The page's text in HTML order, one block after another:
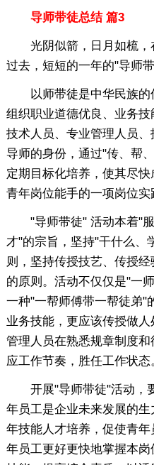
导师带徒总结 篇3
光阴似箭，日月如梳，
过去，短短的一年的"导师
以师带徒是中华民族的
组织职业道德优良、业务
技术人员、专业管理人员
导师的身份，通过"传、帮
定期目标化培养，使其尽
青年岗位能手的一项岗位实
"导师带徒" 活动本着"服
才"的宗旨，坚持"干什么、
则，坚持传授技艺、传授
的原则。活动不仅仅是"一
一种"一帮师傅带一帮徒弟"
业务技能，更应该传授做
管理人员在熟悉规章制度
应工作节奏，胜任工作状态
开展"导师带徒"活动，
年员工是企业未来发展的
年技能人才培养，促使青
年员工更好更快地掌握本